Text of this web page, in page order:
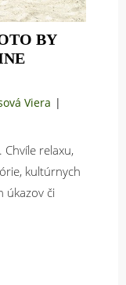
BY
Viera Je
Toto
by
vám
nemalo
relaxu,
kultúrnych
úkazov či